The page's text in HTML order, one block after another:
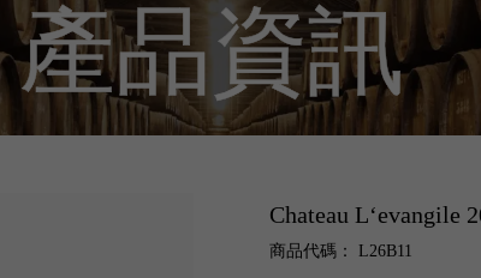
產品資訊
Chateau L‘evangile
商品代碼： L26B11